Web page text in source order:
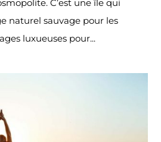
C’est une île qui
naturel sauvage pour les
luxueuses pour...